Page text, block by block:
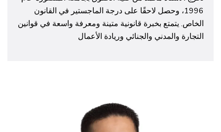
1996، وحصل لاحقًا على درجة الماجستير في القانون
الخاص. يتمتع بخبرة قانونية متينة ومعرفة واسعة في قوانين
التجارة والمدني والجنائي وريادة الأعمال